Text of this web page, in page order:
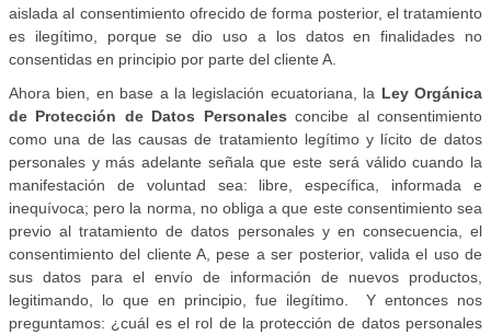
aislada al consentimiento ofrecido de forma posterior, el tratamiento
es ilegítimo, porque se dio uso a los datos en finalidades no
consentidas en principio por parte del cliente A.
Ahora bien, en base a la legislación ecuatoriana, la Ley Orgánica
de Protección de Datos Personalesconcibe al consentimiento
como una de las causas de tratamiento legítimo y lícito de datos
personales y más adelante señala que este será válido cuando la
manifestación de voluntad sea: libre, específica, informada e
inequívoca; pero la norma, no obliga a que este consentimiento sea
previo al tratamiento de datos personales y en consecuencia, el
consentimiento del cliente A, pese a ser posterior, valida el uso de
sus datos para el envío de información de nuevos productos,
legitimando, lo que en principio, fue ilegítimo. Y entonces nos
preguntamos: ¿cuál es el rol de la protección de datos personales